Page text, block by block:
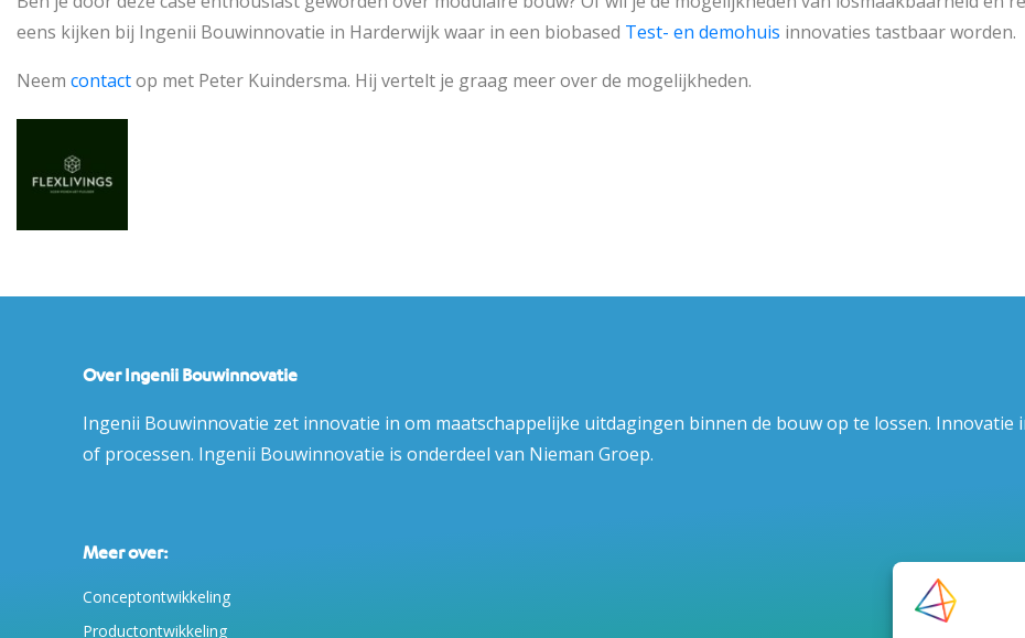
eens kijken bij Ingenii Bouwinnovatie in Harderwijk waar in een biobased Test- en demohuis innovaties tastbaar worden.
Neem contactop met Peter Kuindersma. Hij vertelt je graag meer over de mogelijkheden.
Over Ingenii Bouwinnovatie
Ingenii Bouwinnovatie zet innovatie in om maatschappelijke uitdagingen binnen de bouw op te lossen. Innovatie
of processen. Ingenii Bouwinnovatie is onderdeel van Nieman Groep.
Meer over:
Conceptontwikkeling
Productontwikkeling